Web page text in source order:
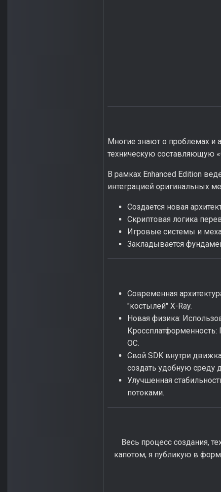
Многие знают о проблемах и
техническую составляющую
В рамках Enhanced Edition
интеграцией оригинальных
Создается новая
Скриптовая логика
Игровые системы и
Закладывается
Современная
"костылей" X-Ray.
Новая физика:
Кроссплатформенность:
ОС.
Свой SDK внутри
создать удобную среду
Улучшенная
потоками.
Весь процесс создания,
капотом, я публикую в